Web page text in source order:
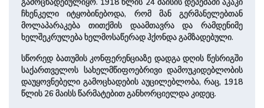
ჩხენკელი იტყობინებოდა, რომ მან გერმანელებთან
მოლაპარაკება თითქმის დაამთავრა და რამდენიმე
ხელშეკრულება ხელმოსაწერად ჰქონდა გამზადებული.
სწორედ ბათუმის კონფერენციაზე დადგა დღის წესრიგში
საქართველოს სახელმწიფოებრივი დამოუკიდებლობის
დაუყოვნებელი გამოცხადების აუცილებლობა, რაც, 1918
წლის 26 მაისს წარმატებით განხორციელდა კიდეც.